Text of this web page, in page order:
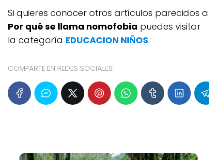
Si quieres conocer otros artículos parecidos a
Por qué se llama nomofobia puedes visitar
la categoría EDUCACION NIÑOS.
COMPARTE EN REDES SOCIALES